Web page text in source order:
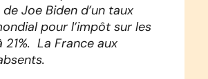
Joe Biden d’un taux
pour l’impôt sur les
21%. La France aux